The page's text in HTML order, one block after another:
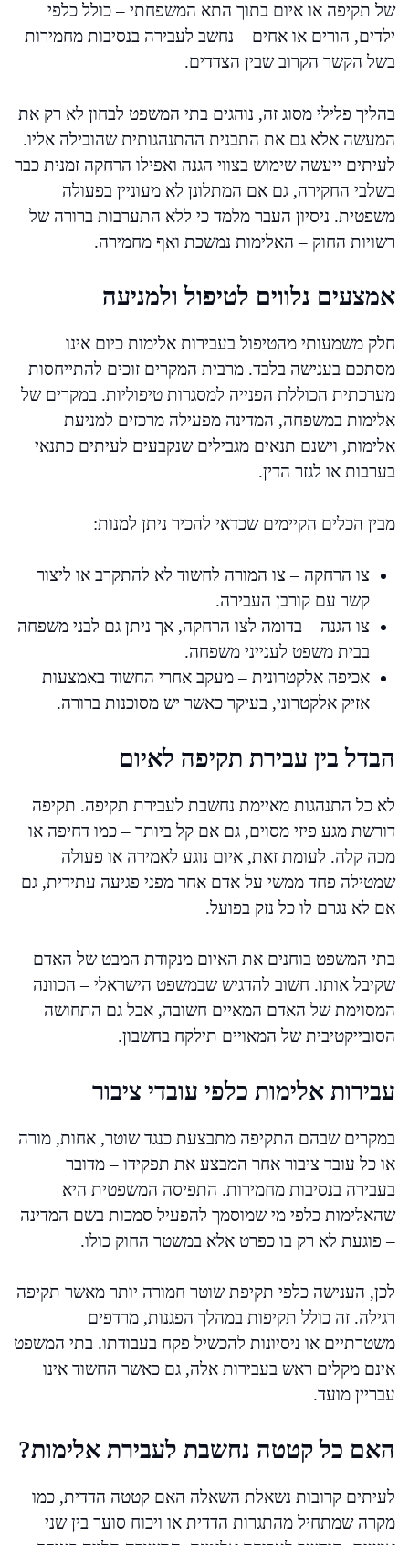
של תקיפה או איום בתוך התא המשפחתי – כולל כלפי
ילדים, הורים או אחים – נחשב לעבירה בנסיבות מחמירות
בשל הקשר הקרוב שבין הצדדים.
בהליך פלילי מסוג זה, נוהגים בתי המשפט לבחון לא רק את
המעשה אלא גם את התבנית ההתנהגותית שהובילה אליו.
לעיתים ייעשה שימוש בצווי הגנה ואפילו הרחקה זמנית כבר
בשלבי החקירה, גם אם המתלונן לא מעוניין בפעולה
משפטית. ניסיון העבר מלמד כי ללא התערבות ברורה של
רשויות החוק – האלימות נמשכת ואף מחמירה.
אמצעים נלווים לטיפול ולמניעה
חלק משמעותי מהטיפול בעבירות אלימות כיום אינו
מסתכם בענישה בלבד. מרבית המקרים זוכים להתייחסות
מערכתית הכוללת הפנייה למסגרות טיפוליות. במקרים של
אלימות במשפחה, המדינה מפעילה מרכזים למניעת
אלימות, וישנם תנאים מגבילים שנקבעים לעיתים כתנאי
בערבות או לגזר הדין.
מבין הכלים הקיימים שכדאי להכיר ניתן למנות:
צו הרחקה – צו המורה לחשוד לא להתקרב או ליצור
קשר עם קורבן העבירה.
צו הגנה – בדומה לצו הרחקה, אך ניתן גם לבני משפחה
בבית משפט לענייני משפחה.
אכיפה אלקטרונית – מעקב אחרי החשוד באמצעות
אזיק אלקטרוני, בעיקר כאשר יש מסוכנות ברורה.
הבדל בין עבירת תקיפה לאיום
לא כל התנהגות מאיימת נחשבת לעבירת תקיפה. תקיפה
דורשת מגע פיזי מסוים, גם אם קל ביותר – כמו דחיפה או
מכה קלה. לעומת זאת, איום נוגע לאמירה או פעולה
שמטילה פחד ממשי על אדם אחר מפני פגיעה עתידית, גם
אם לא נגרם לו כל נזק בפועל.
בתי המשפט בוחנים את האיום מנקודת המבט של האדם
שקיבל אותו. חשוב להדגיש שבמשפט הישראלי – הכוונה
המסוימת של האדם המאיים חשובה, אבל גם התחושה
הסובייקטיבית של המאויים תילקח בחשבון.
עבירות אלימות כלפי עובדי ציבור
במקרים שבהם התקיפה מתבצעת כנגד שוטר, אחות, מורה
או כל עובד ציבור אחר המבצע את תפקידו – מדובר
בעבירה בנסיבות מחמירות. התפיסה המשפטית היא
שהאלימות כלפי מי שמוסמך להפעיל סמכות בשם המדינה
– פוגעת לא רק בו כפרט אלא במשטר החוק כולו.
לכן, הענישה כלפי תקיפת שוטר חמורה יותר מאשר תקיפה
רגילה. זה כולל תקיפות במהלך הפגנות, מרדפים
משטרתיים או ניסיונות להכשיל פקח בעבודתו. בתי המשפט
אינם מקלים ראש בעבירות אלה, גם כאשר החשוד אינו
עבריין מועד.
האם כל קטטה נחשבת לעבירת אלימות?
לעיתים קרובות נשאלת השאלה האם קטטה הדדית, כמו
מקרה שמתחיל מהתגרות הדדית או ויכוח סוער בין שני